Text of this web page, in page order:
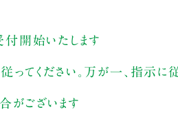
開始いたします
ってください。万が一、指示
がございます